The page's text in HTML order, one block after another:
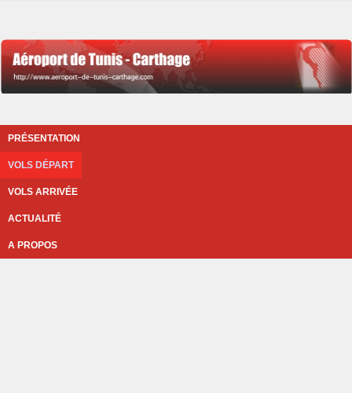
PRÉSENTATION
VOLS DÉPART
VOLS ARRIVÉE
ACTUALITÉ
A PROPOS